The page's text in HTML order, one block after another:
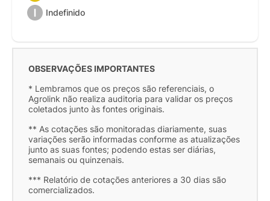
Indefinido
OBSERVAÇÕES IMPORTANTES
* Lembramos que os preços são referenciais, o
Agrolink não realiza auditoria para validar os preços
coletados junto às fontes originais.
** As cotações são monitoradas diariamente, suas
variações serão informadas conforme as atualizações
junto as suas fontes; podendo estas ser diárias,
semanais ou quinzenais.
*** Relatório de cotações anteriores a 30 dias são
comercializados.